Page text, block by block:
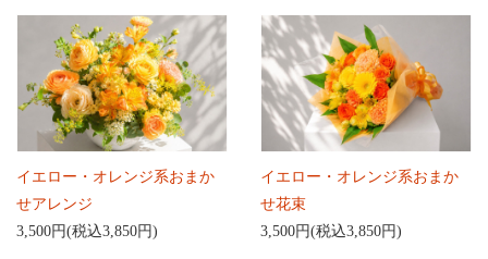
イエロー・オレンジ系おまか
せアレンジ
3,500円(税込3,850円)
イエロー・オレンジ系おまか
せ花束
3,500円(税込3,850円)